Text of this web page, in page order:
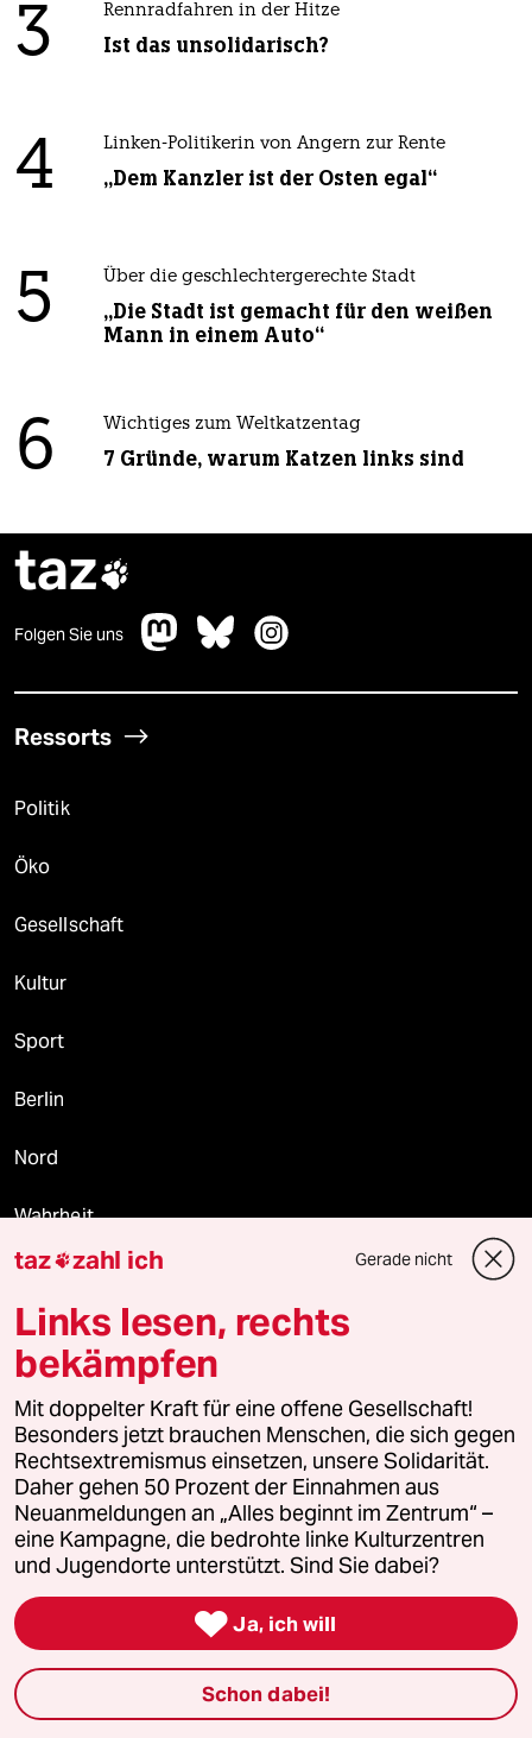
3 Rennradfahren in der Hitze
Ist das unsolidarisch?
4 Linken-Politikerin von Angern zur Rente
„Dem Kanzler ist der Osten egal“
5 Über die geschlechtergerechte Stadt
„Die Stadt ist gemacht für den weißen
Mann in einem Auto“
6 Wichtiges zum Weltkatzentag
7 Gründe, warum Katzen links sind
taz
Folgen Sie uns
Ressorts
Politik
Öko
Gesellschaft
Kultur
Sport
Berlin
Nord
Wahrheit
Themen
Bergsteigen
USA unter Trump
Katzen
Landtagswahl in Sachsen-Anhalt
Ceuta
Hitze
taz zahl ich Gerade nicht
Links lesen, rechts
bekämpfen
Mit doppelter Kraft für eine offene Gesellschaft!
Besonders jetzt brauchen Menschen, die sich gegen
Rechtsextremismus einsetzen, unsere Solidarität.
Daher gehen 50 Prozent der Einnahmen aus
Neuanmeldungen an „Alles beginnt im Zentrum“ –
eine Kampagne, die bedrohte linke Kulturzentren
und Jugendorte unterstützt. Sind Sie dabei?
 Ja, ich will
Schon dabei!